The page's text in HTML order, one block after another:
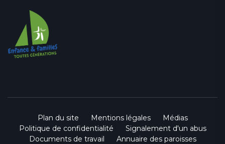
Plan du site Mentions légales
Médias
Politique de confidentialité
Signalement d'un abus
Documents de travail
Annuaire des paroisses